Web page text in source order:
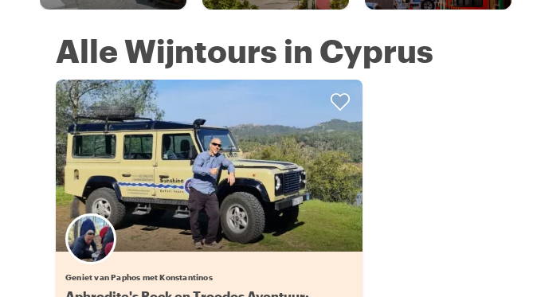
Alle Wijntours in Cyprus
Geniet van Paphos met Konstantinos